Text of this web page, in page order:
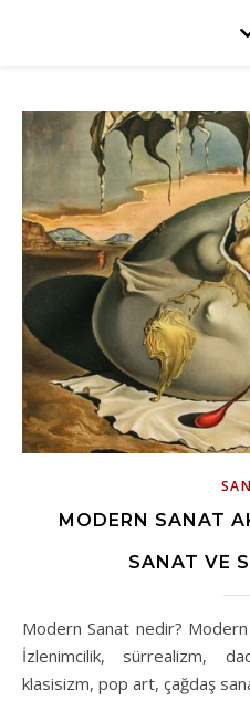
MODERN SANAT
SANAT VE
Modern Sanat nedir? Modern sanat akımları ve sanatçıları...
İzlenimcilik, sürrealizm,
klasisizm, pop art, çağdaş